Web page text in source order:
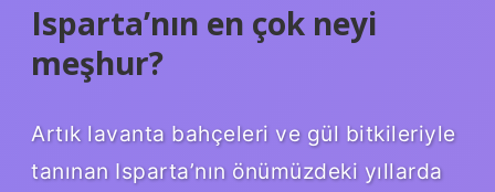
Isparta’nın en çok neyi
meşhur?
Artık lavanta bahçeleri ve gül bitkileriyle
tanınan Isparta’nın önümüzdeki yıllarda